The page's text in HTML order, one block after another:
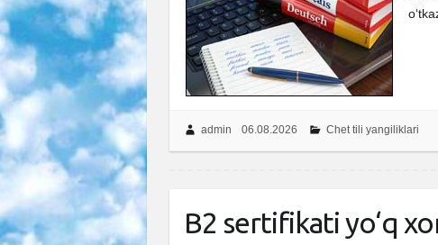
admin 06.08.2026 Chet tili yangiliklari
B2 sertifikati yo‘q